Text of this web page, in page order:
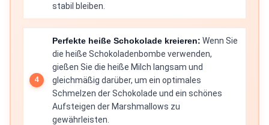
stabil bleiben.
Perfekte heiße Schokolade kreieren: Wenn Sie
die heiße Schokoladenbombe verwenden,
gießen Sie die heiße Milch langsam und
gleichmäßig darüber, um ein optimales
Schmelzen der Schokolade und ein schönes
Aufsteigen der Marshmallows zu
gewährleisten.